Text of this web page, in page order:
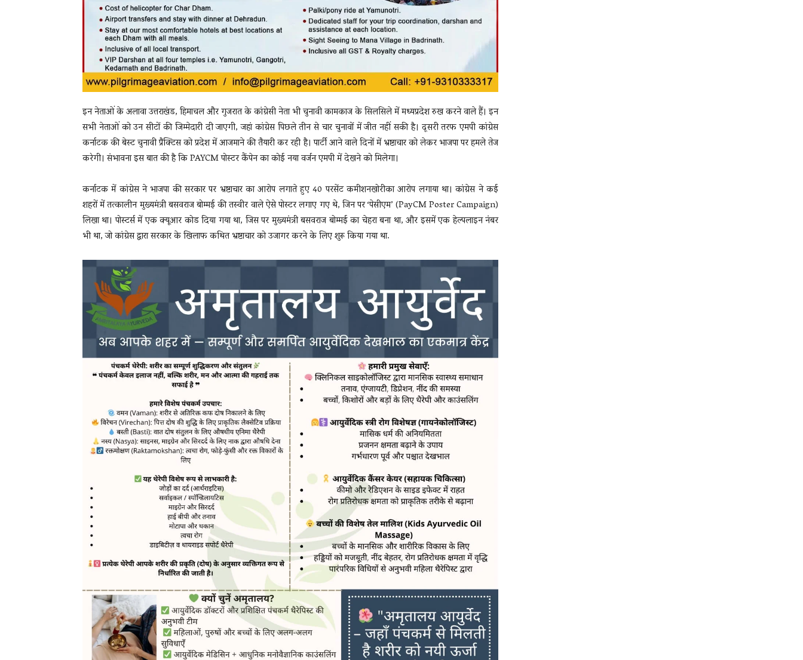
इन नेताओं के अलावा उत्तराखंड, हिमाचल और गुजरात के कांग्रेसी नेता भी चुनावी कामकाज के सिलसिले में मध्यप्रदेश रुख करने वाले हैं। इन
सभी नेताओं को उन सीटों की जिम्मेदारी दी जाएगी, जहां कांग्रेस पिछले तीन से चार चुनावों में जीत नहीं सकी है। दूसरी तरफ एमपी कांग्रेस
कर्नाटक की बेस्ट चुनावी प्रैक्टिस को प्रदेश में आजमाने की तैयारी कर रही है। पार्टी आने वाले दिनों में भ्रष्टाचार को लेकर भाजपा पर हमले तेज
करेगी। संभावना इस बात की है कि PAYCM पोस्टर कैंपेन का कोई नया वर्जन एमपी में देखने को मिलेगा।
कर्नाटक में कांग्रेस ने भाजपा की सरकार पर भ्रष्टाचार का आरोप लगाते हुए 40 परसेंट कमीशनखोरीका आरोप लगाया था। कांग्रेस ने कई
शहरों में तत्कालीन मुख्यमंत्री बसवराज बोम्मई की तस्वीर वाले ऐसे पोस्टर लगाए गए थे, जिन पर ‘पेसीएम’ (PayCM Poster Campaign)
लिखा था। पोस्टर्स में एक क्यूआर कोड दिया गया था, जिस पर मुख्यमंत्री बसवराज बोम्मई का चेहरा बना था, और इसमें एक हेल्पलाइन नंबर
भी था, जो कांग्रेस द्वारा सरकार के खिलाफ कथित भ्रष्टाचार को उजागर करने के लिए शुरू किया गया था.